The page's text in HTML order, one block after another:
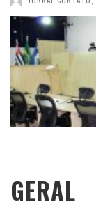
GERAL